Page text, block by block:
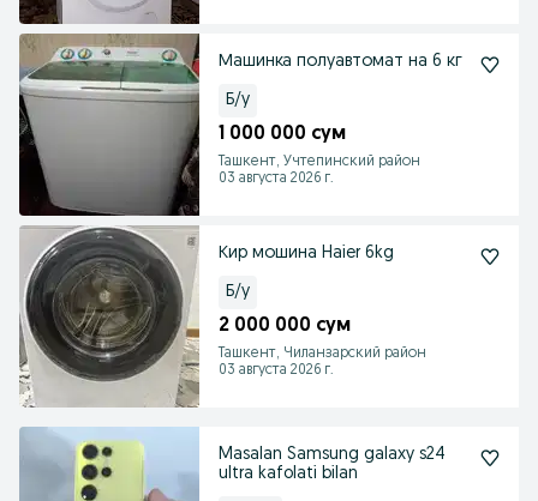
Машинка полуавтомат на 6 кг
Б/у
1 000 000 сум
Ташкент, Учтепинский район
03 августа 2026 г.
Кир мошина Haier 6kg
Б/у
2 000 000 сум
Ташкент, Чиланзарский район
03 августа 2026 г.
Masalan Samsung galaxy s24
ultra kafolati bilan